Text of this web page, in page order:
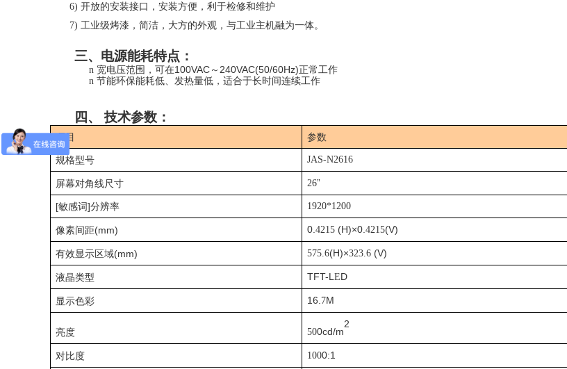
6) 开放的安装接口，安装方便，利于检修和维护
7) 工业级烤漆，简洁，大方的外观，与工业主机融为一体。
三、 电源能耗特点：
n 宽电压范围，可在100VAC ～ 240VAC(50/60Hz)正常工作
n 节能环保能耗低、发热量低，适合于长时间连续工作
四、技术参数：
项目 参数
规格型号 JAS-N2616
屏幕对角线尺寸 26”
[敏感词]分辨率 1920*1200
像素间距(mm) 0. 4215 (H)×0. 4215(V)
有效显示区域(mm) 575.6(H)×323.6 (V)
液晶类型 TFT-L ED
显示色彩 16. 7M
亮度 500cd/m
2
对比度 1000:1